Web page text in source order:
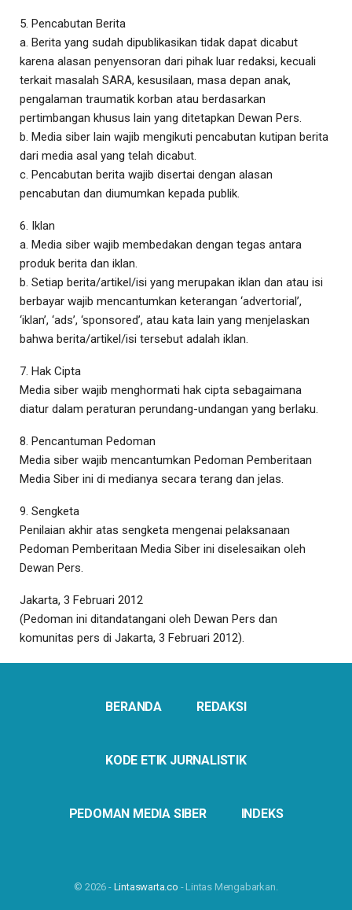
5. Pencabutan Berita
a. Berita yang sudah dipublikasikan tidak dapat dicabut
karena alasan penyensoran dari pihak luar redaksi, kecuali
terkait masalah SARA, kesusilaan, masa depan anak,
pengalaman traumatik korban atau berdasarkan
pertimbangan khusus lain yang ditetapkan Dewan Pers.
b. Media siber lain wajib mengikuti pencabutan kutipan berita
dari media asal yang telah dicabut.
c. Pencabutan berita wajib disertai dengan alasan
pencabutan dan diumumkan kepada publik.
6. Iklan
a. Media siber wajib membedakan dengan tegas antara
produk berita dan iklan.
b. Setiap berita/artikel/isi yang merupakan iklan dan atau isi
berbayar wajib mencantumkan keterangan ‘advertorial’,
‘iklan’, ‘ads’, ‘sponsored’, atau kata lain yang menjelaskan
bahwa berita/artikel/isi tersebut adalah iklan.
7. Hak Cipta
Media siber wajib menghormati hak cipta sebagaimana
diatur dalam peraturan perundang-undangan yang berlaku.
8. Pencantuman Pedoman
Media siber wajib mencantumkan Pedoman Pemberitaan
Media Siber ini di medianya secara terang dan jelas.
9. Sengketa
Penilaian akhir atas sengketa mengenai pelaksanaan
Pedoman Pemberitaan Media Siber ini diselesaikan oleh
Dewan Pers.
Jakarta, 3 Februari 2012
(Pedoman ini ditandatangani oleh Dewan Pers dan
komunitas pers di Jakarta, 3 Februari 2012).
BERANDA REDAKSI
KODE ETIK JURNALISTIK
PEDOMAN MEDIA SIBER INDEKS
© 2026 - Lintaswarta.co - Lintas Mengabarkan.